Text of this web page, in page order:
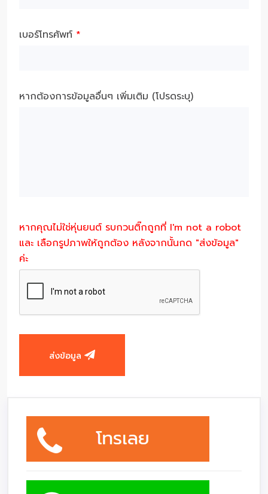
เบอร์โทรศัพท์ *
หากต้องการข้อมูลอื่นๆ เพิ่มเติม (โปรดระบุ)
หากคุณไม่ใช่หุ่นยนต์ รบกวนติ๊กถูกที่ I'm not a robot
และ เลือกรูปภาพให้ถูกต้อง หลังจากนั้นกด "ส่งข้อมูล"
ค่ะ
ส่งข้อมูล